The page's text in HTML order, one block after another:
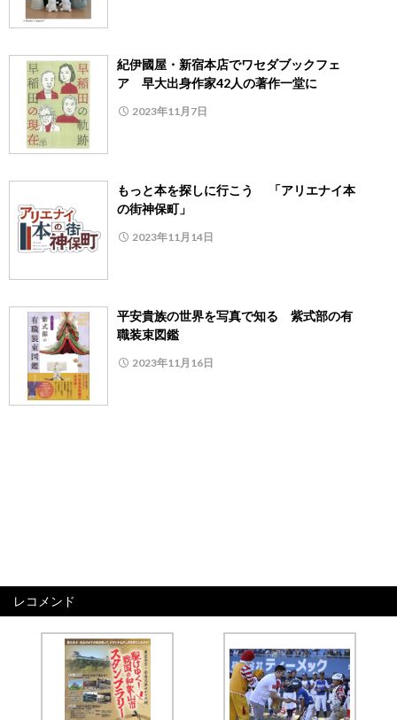
紀伊國屋・新宿本店でワセダブックフェ
ア 早大出身作家42人の著作一堂に
2023年11月7日
もっと本を探しに行こう 「アリエナイ本
の街神保町」
2023年11月14日
平安貴族の世界を写真で知る 紫式部の有
職装束図鑑
2023年11月16日
レコメンド